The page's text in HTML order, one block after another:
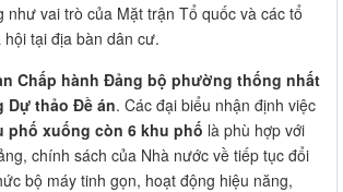
như vai trò của Mặt trận Tổ quốc và các tổ
tại địa bàn dân cư.
Chấp hành Đảng bộ phường thống nhất
Dự thảo Đề án. Các đại biểu nhận định việc
phố xuống còn 6 khu phố là phù hợp với
chính sách của Nhà nước về tiếp tục đổi
bộ máy tinh gọn, hoạt động hiệu năng,